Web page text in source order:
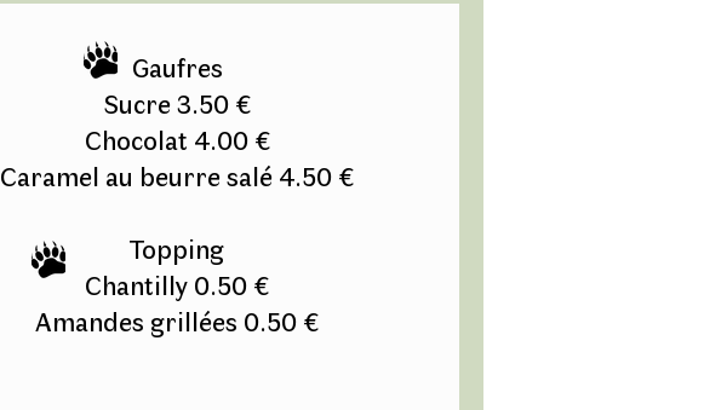
Gaufres
Sucre 3.50 €
Chocolat 4.00 €
Caramel au beurre salé 4.50 €
Topping
Chantilly 0.50 €
Amandes grillées 0.50 €